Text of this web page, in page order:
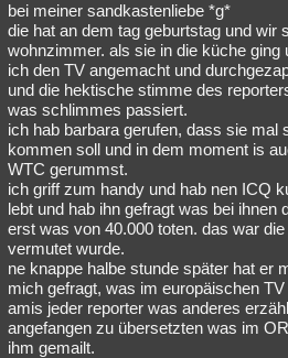
bei meiner sandkastenliebe *g*
die hat an dem tag geburtstag und wir
wohnzimmer. als sie in die küche
ich den TV angemacht und
und die hektische stimme des
was schlimmes passiert.
ich hab barbara gerufen, dass sie mal
kommen soll und in dem moment is
WTC gerummst.
ich griff zum handy und hab nen ICQ
lebt und hab ihn gefragt was bei ihnen
erst was von 40.000 toten. das war
vermutet wurde.
ne knappe halbe stunde später hat er
mich gefragt, was im europäischen
amis jeder reporter was anderes
angefangen zu übersetzten was im
ihm gemailt.